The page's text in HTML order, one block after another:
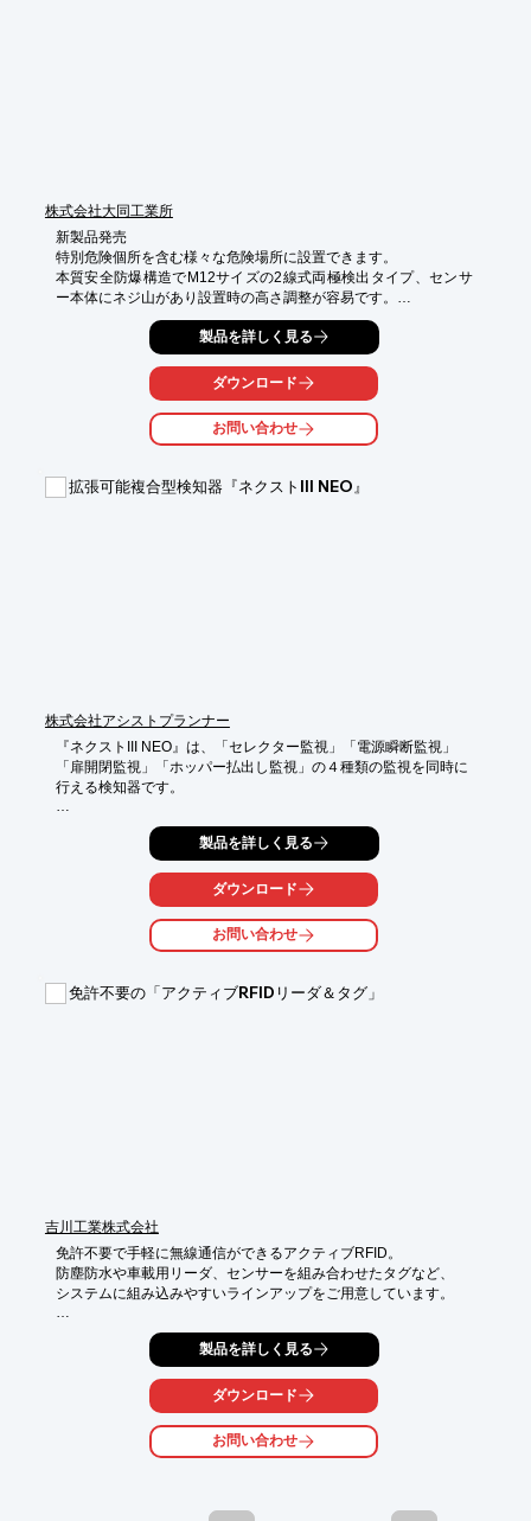
株式会社大同工業所
新製品発売
特別危険個所を含む様々な危険場所に設置できます。
本質安全防爆構造でM12サイズの2線式両極検出タイプ、センサ
ー本体にネジ山があり設置時の高さ調整が容易です。
非接触検出タイプで摩耗による劣化、異物の噛み込みがありませ
発磁体の磁力に応じて、検出距離の設定が可能です
IP67対応（防水、防塵性能）です。
長距離検出が可能（最大動作距離76.0ｍｍ　MG104SA発磁体を
製品を詳しく見る
ダウンロード
お問い合わせ
拡張可能複合型検知器『ネクストIII NEO』
株式会社アシストプランナー
『ネクストIII NEO』は、「セレクター監視」「電源瞬断監視」
「扉開閉監視」「ホッパー払出し監視」の４種類の監視を同時に
行える検知器です。
異常が発生した場合、外部機器へ警報を出力。本体に接続された
外部表示機を台中に設置する事で、センサー動作やエラー内容確
容易に行う事ができます。
■外部表示機により、本体を見なくてもエラー確認が可能
※詳しくはPDFをダウンロードして頂くか、お問い合わせくださ
製品を詳しく見る
ダウンロード
お問い合わせ
免許不要の「アクティブRFIDリーダ＆タグ」
吉川工業株式会社
免許不要で手軽に無線通信ができるアクティブRFID。
防塵防水や車載用リーダ、センサーを組み合わせたタグなど、
システムに組み込みやすいラインアップをご用意しています。
■都度の操作必要なし。エリア内に入れば、非接触で自動検知
■10～20mの無線通信。離れた場所からも所在検知がリアルタイ
■センサー内蔵のタグを使えば、振動や磁気などを同時に検知
■用途に応じた機能のカスタマイズもOK
製品を詳しく見る
ダウンロード
お問い合わせ